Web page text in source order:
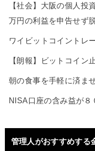
【社会】大阪の個人投
万円の利益を申告せず
ワイビットコイントレ
【朗報】ビットコイン
朝の食事を手軽に済ま
NISA口座の含み益が
管理人がおすすめする